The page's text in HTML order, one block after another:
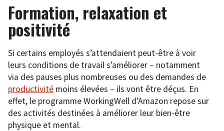
Formation, relaxation et
positivité
Si certains employés s’attendaient peut-être à voir
leurs conditions de travail s’améliorer – notamment
via des pauses plus nombreuses ou des demandes de
productivité moins élevées – ils vont être déçus. En
effet, le programme WorkingWell d’Amazon repose sur
des activités destinées à améliorer leur bien-être
physique et mental.